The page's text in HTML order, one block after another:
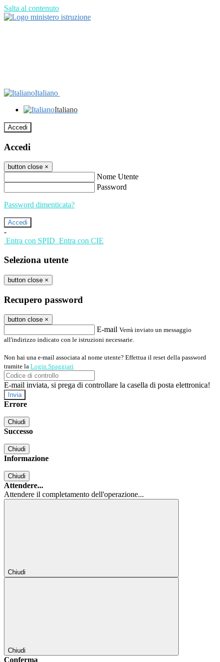
Salta al contenuto
Italiano
Italiano
Accedi
Accedi
button close ×
Nome Utente
Password
Password dimenticata?
-
Entra con SPID Entra con CIE
Seleziona utente
button close ×
Recupero password
button close ×
E-mail Verrà inviato un messaggio
all'indirizzo indicato con le istruzioni necessarie.
Non hai una e-mail associata al nome utente? Effettua il reset della password
tramite la Login Spaggiari
E-mail inviata, si prega di controllare la casella di posta elettronica!
Errore
Chiudi
Successo
Chiudi
Informazione
Chiudi
Attendere...
Attendere il completamento dell'operazione...
Chiudi
Chiudi
Conferma